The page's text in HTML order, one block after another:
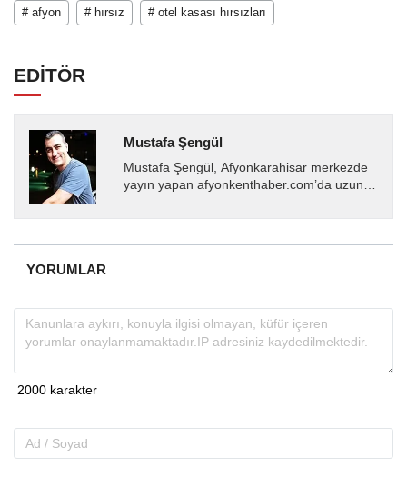
# afyon # hırsız # otel kasası hırsızları
EDİTÖR
Mustafa Şengül
Mustafa Şengül, Afyonkarahisar merkezde
yayın yapan afyonkenthaber.com’da uzun
almakta, haber akışı...
YORUMLAR